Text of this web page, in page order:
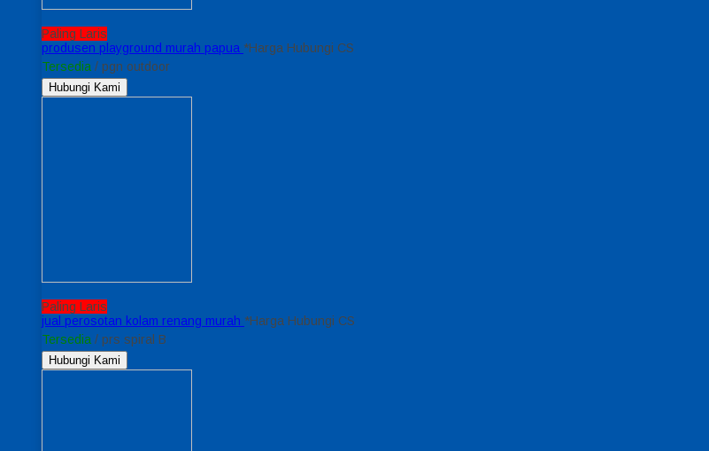
Paling Laris
produsen playground murah papua *Harga Hubungi CS
Tersedia / pgn outdoor
Hubungi Kami
Paling Laris
jual perosotan kolam renang murah *Harga Hubungi CS
Tersedia / prs spiral B
Hubungi Kami